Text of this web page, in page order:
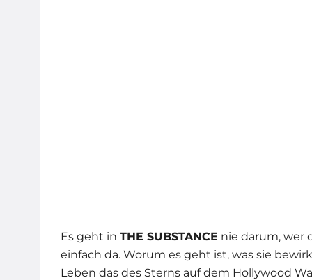
Es geht in THE SUBSTANCE nie darum, wer
einfach da. Worum es geht ist, was sie
Leben das des Sterns auf dem Hollywood